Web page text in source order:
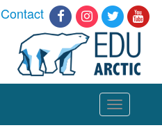
Contact
Toggle
navigation